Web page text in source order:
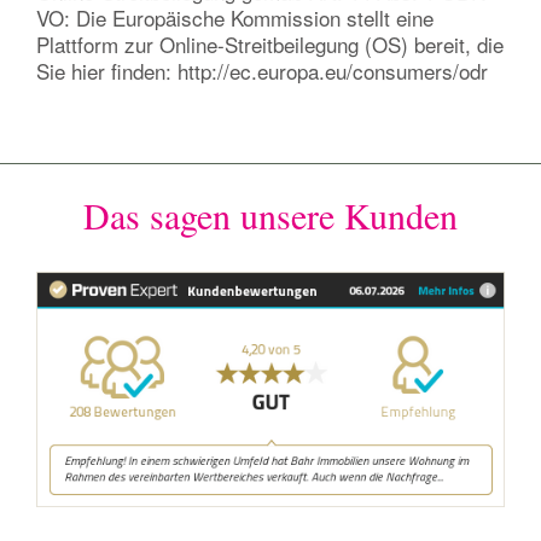
VO: Die Europäische Kommission stellt eine
Plattform zur Online-Streitbeilegung (OS) bereit, die
Sie hier finden: http://ec.europa.eu/consumers/odr
Das sagen unsere Kunden